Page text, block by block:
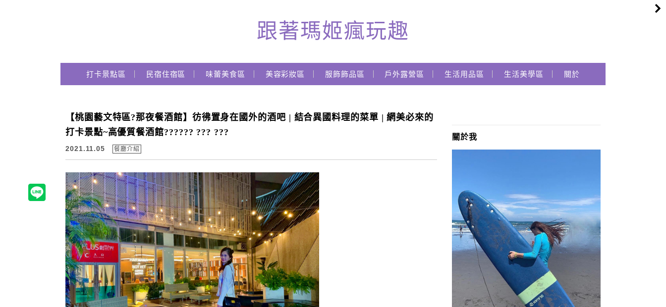
跟著瑪姬瘋玩趣
跟著瑪姬瘋玩趣
Main Menu
打卡景點區 民宿住宿區 味蕾美食區 美容彩妝區 服飾飾品區 戶外露營區 生活用品區 生活美學區 關於
【桃園藝文特區?那夜餐酒館】彷彿置身在國外的酒吧 | 結合異國料理的菜單 | 網美必來的
打卡景點~高優質餐酒館?????? ??? ???
2021.11.05 餐廳介紹
關於我